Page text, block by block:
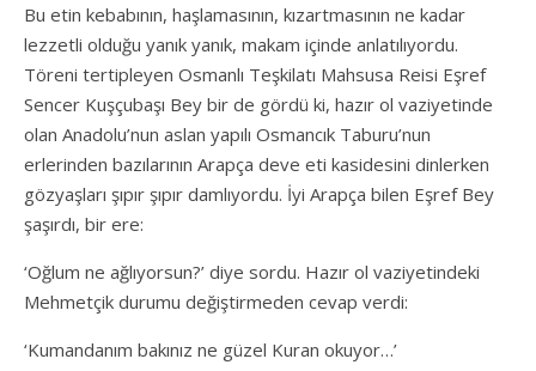
Bu etin kebabının, haşlamasının, kızartmasının ne kadar
lezzetli olduğu yanık yanık, makam içinde anlatılıyordu.
Töreni tertipleyen Osmanlı Teşkilatı Mahsusa Reisi Eşref
Sencer Kuşçubaşı Bey bir de gördü ki, hazır ol vaziyetinde
olan Anadolu’nun aslan yapılı Osmancık Taburu’nun
erlerinden bazılarının Arapça deve eti kasidesini dinlerken
gözyaşları şıpır şıpır damlıyordu. İyi Arapça bilen Eşref Bey
şaşırdı, bir ere:
‘Oğlum ne ağlıyorsun?’ diye sordu. Hazır ol vaziyetindeki
Mehmetçik durumu değiştirmeden cevap verdi:
‘Kumandanım bakınız ne güzel Kuran okuyor…’